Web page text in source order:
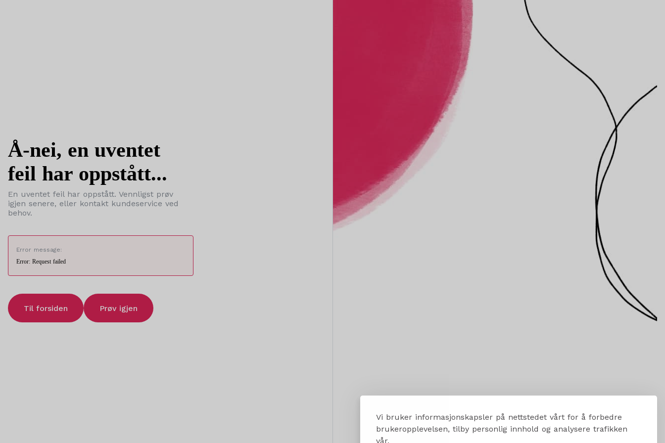
Vi bruker informasjonskapsler på nettstedet vårt for å forbedre
brukeropplevelsen, tilby personlig innhold og analysere trafikken
vår.
Å-nei, en uventet
feil har oppstått...
En uventet feil har oppstått. Vennligst prøv
igjen senere, eller kontakt kundeservice ved
behov.
Error message:
Error: Request failed
Til forsiden Prøv igjen